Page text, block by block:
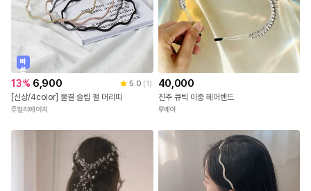
빠
른
출
발
13% 6,900 5.0 (1)
[신상/4color] 물결 슬림 펄 머리띠
주얼리에이치
40,000
진주 큐빅 이중 헤어밴드
루메아